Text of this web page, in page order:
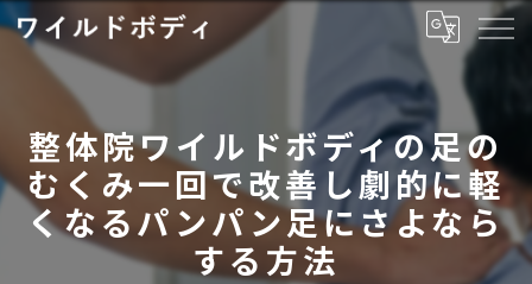
整体院ワイルドボディの足の
むくみ一回で改善し劇的に軽
くなるパンパン足にさよなら
する方法